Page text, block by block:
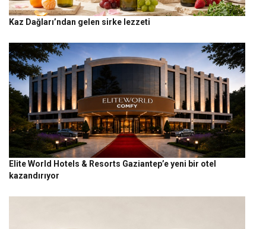
Kaz Dağları’ndan gelen sirke lezzeti
Elite World Hotels & Resorts Gaziantep’e yeni bir otel
kazandırıyor